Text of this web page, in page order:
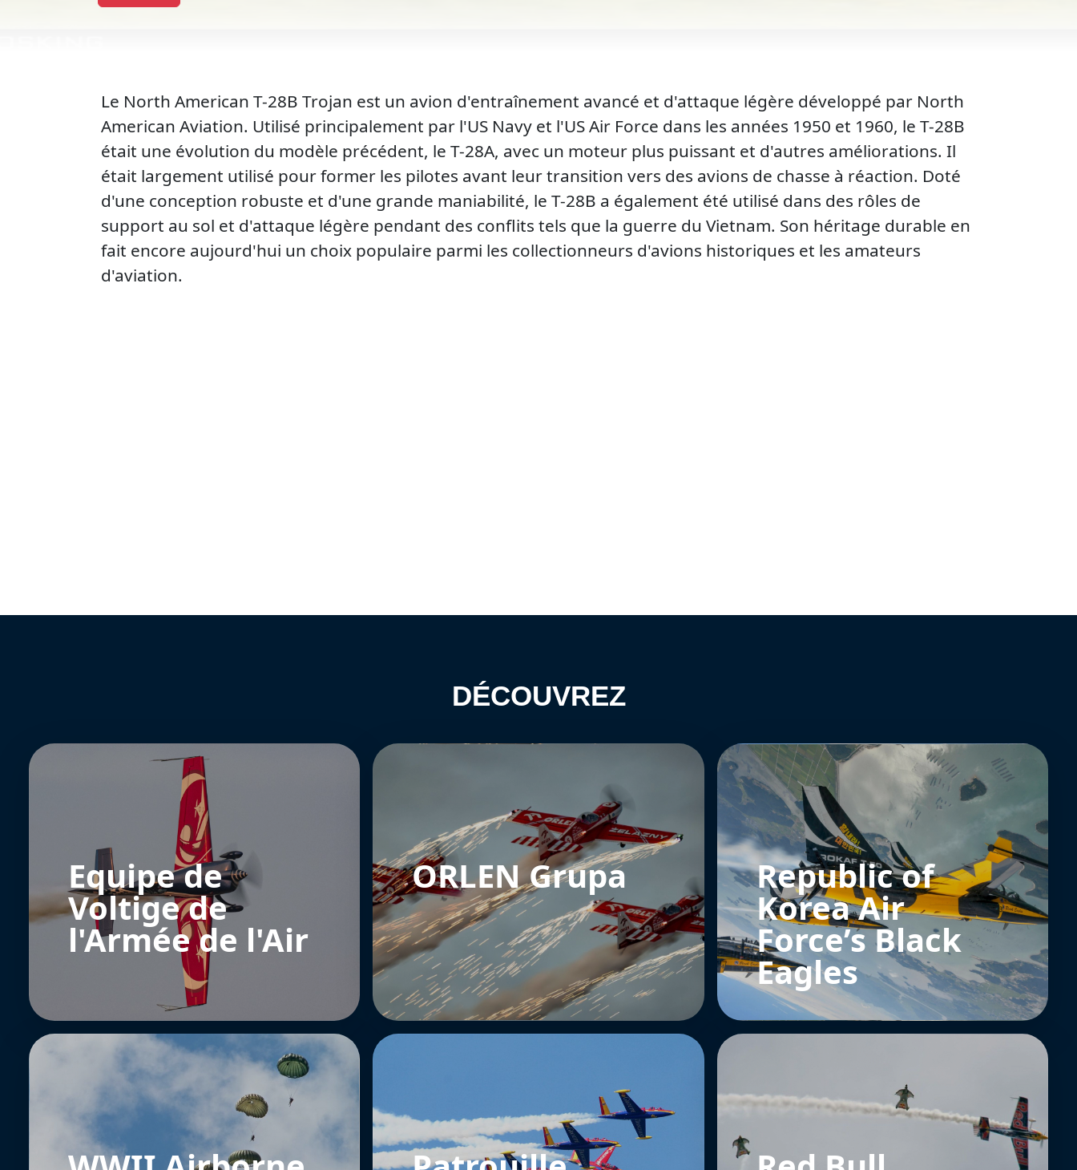
Le North American T-28B Trojan est un avion d'entraînement avancé et d'attaque légère développé par North
American Aviation. Utilisé principalement par l'US Navy et l'US Air Force dans les années 1950 et 1960, le T-28B
était une évolution du modèle précédent, le T-28A, avec un moteur plus puissant et d'autres améliorations. Il
était largement utilisé pour former les pilotes avant leur transition vers des avions de chasse à réaction. Doté
d'une conception robuste et d'une grande maniabilité, le T-28B a également été utilisé dans des rôles de
support au sol et d'attaque légère pendant des conflits tels que la guerre du Vietnam. Son héritage durable en
fait encore aujourd'hui un choix populaire parmi les collectionneurs d'avions historiques et les amateurs
d'aviation.
DÉCOUVREZ
Equipe de
Voltige de
l'Armée de l'Air
ORLEN Grupa Republic of
Korea Air
Force’s Black
Eagles